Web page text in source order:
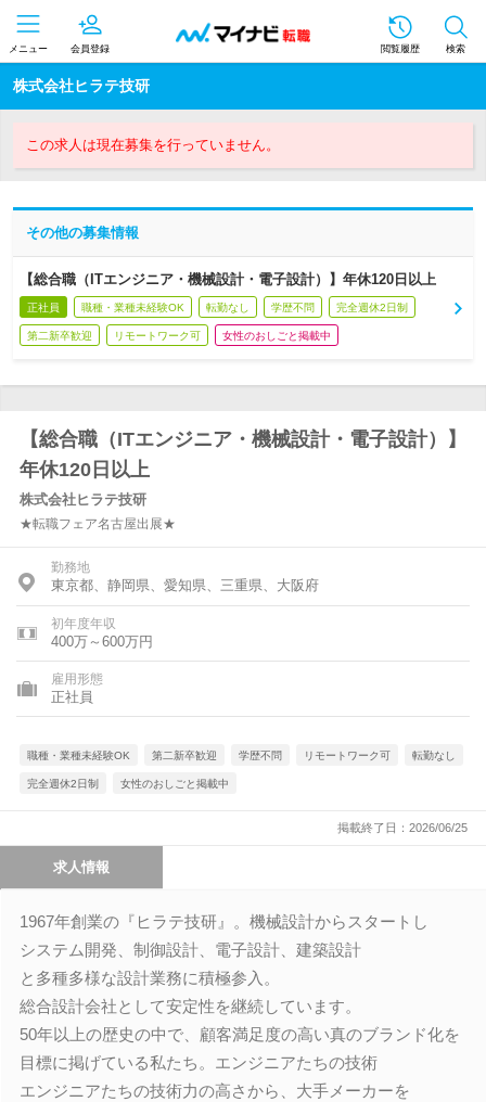
メニュー 会員登録 閲覧履歴 検索
株式会社ヒラテ技研
この求人は現在募集を行っていません。
その他の募集情報
【総合職（ITエンジニア・機械設計・電子設計）】年休120日以上
正社員 職種・業種未経験OK 転勤なし 学歴不問 完全週休2日制
第二新卒歓迎 リモートワーク可 女性のおしごと掲載中
【総合職（ITエンジニア・機械設計・電子設計）】
年休120日以上
株式会社ヒラテ技研
★転職フェア名古屋出展★
勤務地
東京都、静岡県、愛知県、三重県、大阪府
初年度年収
400万～600万円
雇用形態
正社員
職種・業種未経験OK 第二新卒歓迎 学歴不問 リモートワーク可 転勤なし
完全週休2日制 女性のおしごと掲載中
掲載終了日：2026/06/25
求人情報
1967年創業の『ヒラテ技研』。機械設計からスタートし
システム開発、制御設計、電子設計、建築設計
と多種多様な設計業務に積極参入。
総合設計会社として安定性を継続しています。
50年以上の歴史の中で、顧客満足度の高い真のブランド化を
目標に掲げている私たち。エンジニアたちの技術
エンジニアたちの技術力の高さから、大手メーカーを